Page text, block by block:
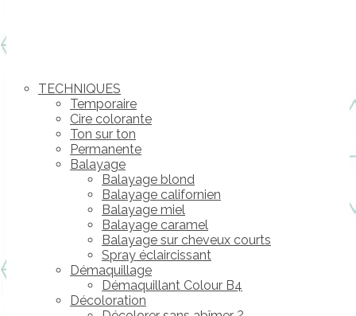
TECHNIQUES
Temporaire
Cire colorante
Ton sur ton
Permanente
Balayage
Balayage blond
Balayage californien
Balayage miel
Balayage caramel
Balayage sur cheveux courts
Spray éclaircissant
Démaquillage
Démaquillant Colour B4
Décoloration